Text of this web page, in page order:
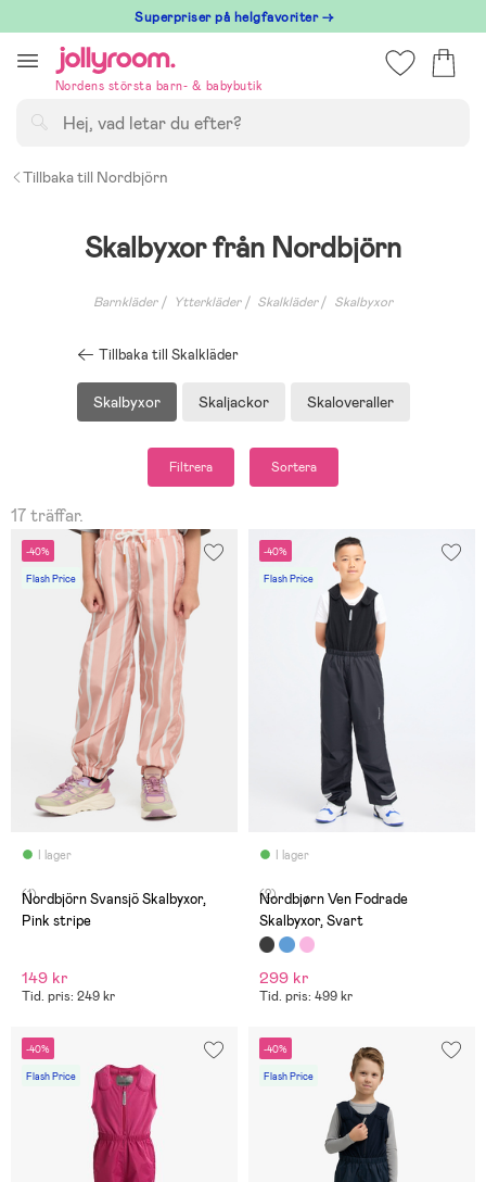
till
innehållet
Superpriser på helgfavoriter →
Nordens största barn- & babybutik
Tillbaka till Nordbjörn
Skalbyxor från Nordbjörn
Barnkläder Ytterkläder Skalkläder Skalbyxor
Tillbaka till Skalkläder
Skalbyxor Skaljackor Skaloveraller
Filtrera Sortera
17 träffar.
-40%
Flash Price
I lager
(1)
Nordbjörn Svansjö Skalbyxor,
Pink stripe
149 kr
Tid. pris: 249 kr
-40%
Flash Price
I lager
(2)
Nordbjørn Ven Fodrade
Skalbyxor, Svart
299 kr
Tid. pris: 499 kr
-40%
Flash Price
-40%
Flash Price